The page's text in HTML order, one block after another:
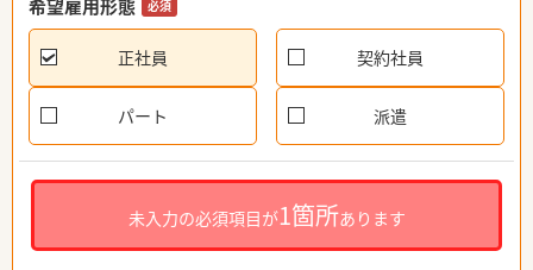
希望雇用形態 必須
正社員 契約社員
パート 派遣
未入力の必須項目が1箇所あります